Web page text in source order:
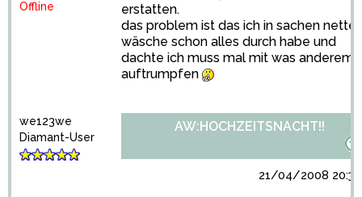
Offline
erstatten.
das problem ist das ich in sachen nette
wäsche schon alles durch habe und
dachte ich muss mal mit was anderem
auftrumpfen
we123we
Diamant-User
AW:HOCHZEITSNACHT!!
21/04/2008